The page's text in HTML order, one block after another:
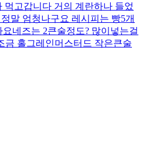
먹고갑니다 거의 계란하나 들었
말 엄청나구요 레시피는 빵5개
네즈는 2큰술정도? 많이넣는걸
금 홀그레인머스터드 작은큰술